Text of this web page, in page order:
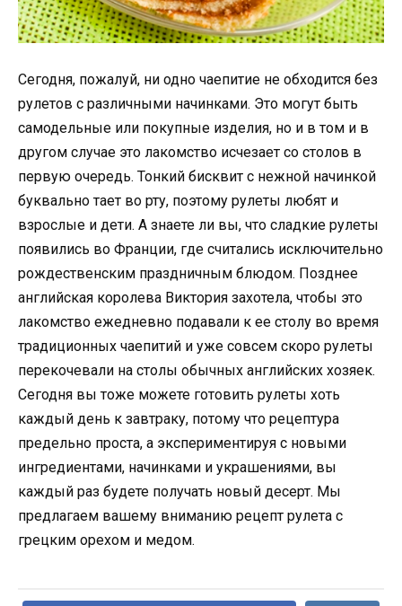
Сегодня, пожалуй, ни одно чаепитие не обходится без
рулетов с различными начинками. Это могут быть
самодельные или покупные изделия, но и в том и в
другом случае это лакомство исчезает со столов в
первую очередь. Тонкий бисквит с нежной начинкой
буквально тает во рту, поэтому рулеты любят и
взрослые и дети. А знаете ли вы, что сладкие рулеты
появились во Франции, где считались исключительно
рождественским праздничным блюдом. Позднее
английская королева Виктория захотела, чтобы это
лакомство ежедневно подавали к ее столу во время
традиционных чаепитий и уже совсем скоро рулеты
перекочевали на столы обычных английских хозяек.
Сегодня вы тоже можете готовить рулеты хоть
каждый день к завтраку, потому что рецептура
предельно проста, а экспериментируя с новыми
ингредиентами, начинками и украшениями, вы
каждый раз будете получать новый десерт. Мы
предлагаем вашему вниманию рецепт рулета с
грецким орехом и медом.